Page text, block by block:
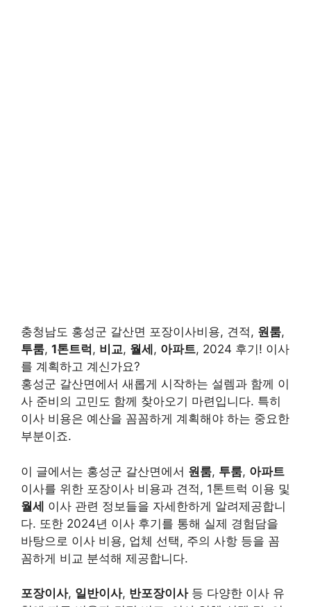
충청남도 홍성군 갈산면 포장이사비용, 견적, 원룸,
투룸, 1톤트럭 , 비교, 월세 , 아파트, 2024 후기! 이사
를 계획하고 계신가요?
홍성군 갈산면에서 새롭게 시작하는 설렘과 함께 이
사 준비의 고민도 함께 찾아오기 마련입니다. 특히
이사 비용은 예산을 꼼꼼하게 계획해야 하는 중요한
부분이죠.
이 글에서는 홍성군 갈산면에서 원룸, 투룸, 아파트
이사를 위한 포장이사 비용과 견적, 1톤트럭 이용 및
월세 이사 관련 정보들을 자세한하게 알려제공합니
다. 또한 2024년 이사 후기를 통해 실제 경험담을
바탕으로 이사 비용, 업체 선택, 주의 사항 등을 꼼
꼼하게 비교 분석해 제공합니다.
포장이사, 일반이사, 반포장이사등 다양한 이사 유